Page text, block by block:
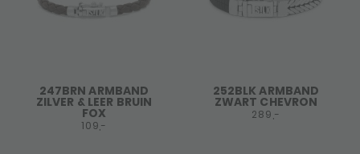
247BRN ARMBAND
ZILVER & LEER BRUIN
FOX
109,-
252BLK ARMBAND
ZWART CHEVRON
289,-